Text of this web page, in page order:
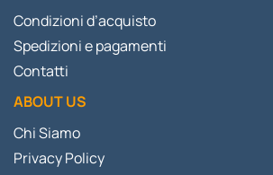
Condizioni d’acquisto
Spedizioni e pagamenti
Contatti
ABOUT US
Chi Siamo
Privacy Policy